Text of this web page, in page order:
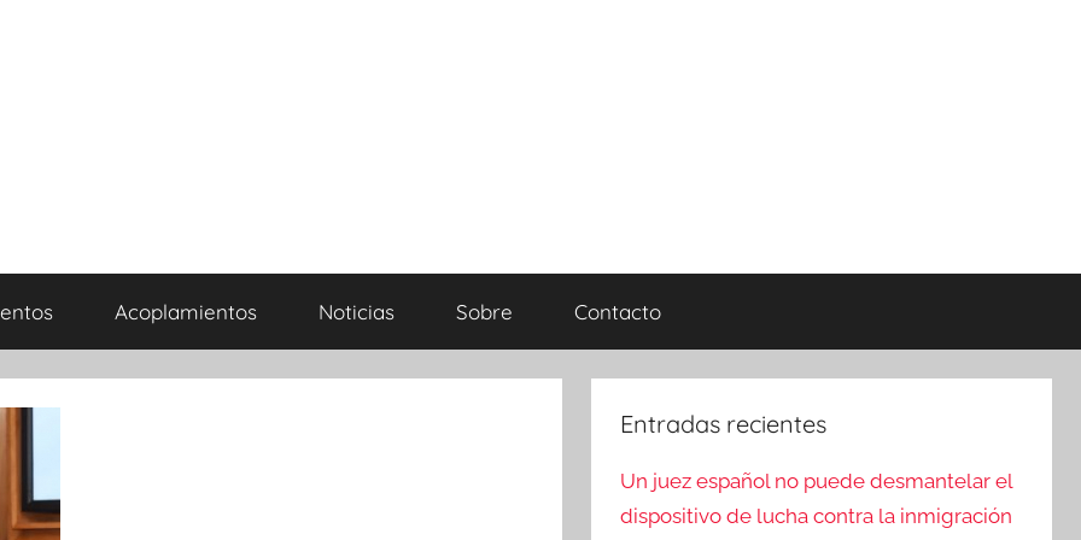
Acoplamientos Noticias Sobre Contacto
Entradas recientes
Un juez español no puede desmantelar el
dispositivo de lucha contra la inmigración